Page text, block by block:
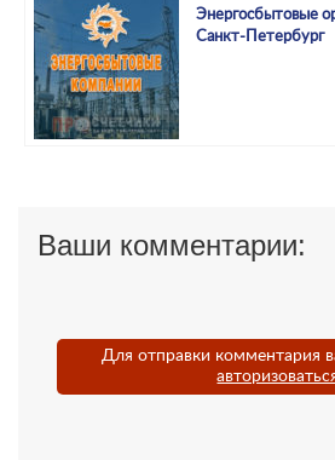
Энергосбытовые
Санкт-Петербург
Ваши комментарии:
Для отправки комментария